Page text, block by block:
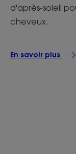
d'après-soleil
cheveux.
En savoir plus